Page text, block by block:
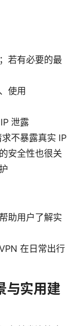
若有必要的最
使用
泄露
不暴露真实 IP
安全性也很关
助用户了解实
在日常出行
与实用建